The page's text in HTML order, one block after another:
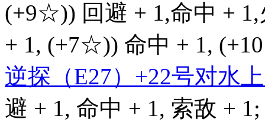
(+9☆)) 回避 + 1,命中 +
+ 1, (+7☆)) 命中 + 1,
逆探（E27）+22号对水
避 + 1, 命中 + 1, 索敌 + 1;